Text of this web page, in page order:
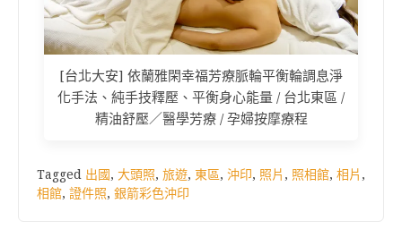
[台北大安] 依蘭雅閑幸福芳療脈輪平衡輪調息淨
化手法、純手技釋壓、平衡身心能量 / 台北東區 /
精油舒壓／醫學芳療 / 孕婦按摩療程
Tagged 出國, 大頭照, 旅遊, 東區, 沖印, 照片 , 照相館, 相片 ,
相館, 證件照, 銀箭彩色沖印